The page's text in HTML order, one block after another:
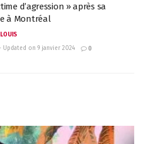
d’agression » après sa
à Montréal
Updated on 9 janvier 2024
0